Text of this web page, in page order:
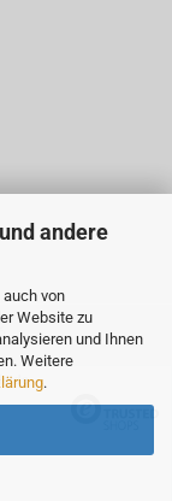
andere
von
Website zu
und Ihnen
Weitere
.